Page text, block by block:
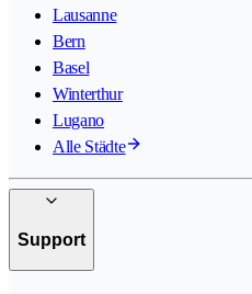
Lausanne
Bern
Basel
Winterthur
Lugano
Alle Städte
Support